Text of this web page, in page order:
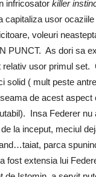
infricosator killer
usor
voleuri
PUNCT. As dori sa
usor primul
( mult peste
de acest
Insa Federer
la inceput, meciul
parca
fost extensia lui